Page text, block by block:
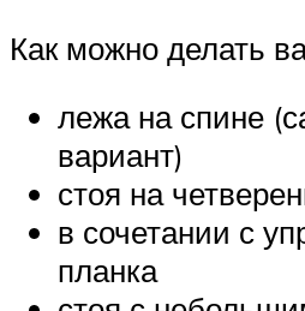
Как можно делать
лежа на спине
вариант)
стоя на
в сочетании с
планка